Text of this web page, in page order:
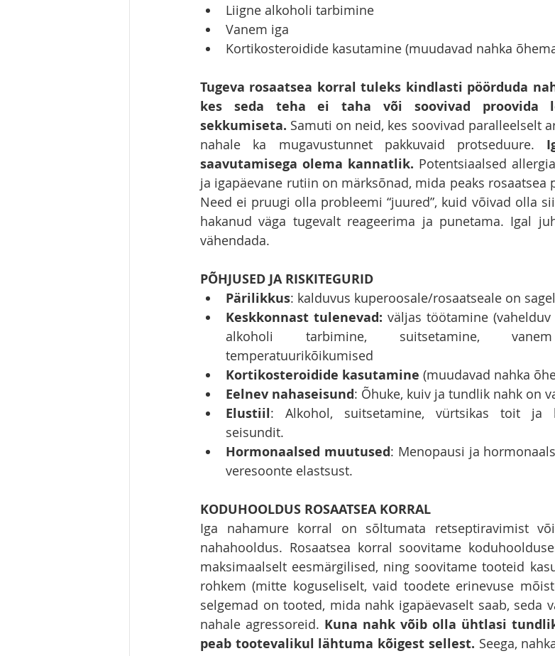
Liigne alkoholi tarbimine
Vanem iga
Kortikosteroidide kasutamine (muudavad nahka
Tugeva rosaatsea korral tuleks kindlasti pöörduda
kes seda teha ei taha või soovivad proovida
sekkumiseta. Samuti on neid, kes soovivad paralleelselt
nahale ka mugavustunnet pakkuvaid protseduure.
saavutamisega olema kannatlik. Potentsiaalsed
ja igapäevane rutiin on märksõnad, mida peaks
Need ei pruugi olla probleemi “juured”, kuid võivad olla
hakanud väga tugevalt reageerima ja punetama. Igal
vähendada.
PÕHJUSED JA RISKITEGURID
Pärilikkus: kalduvus kuperoosale/rosaatseale on
Keskkonnast tulenevad: väljas töötamine
alkoholi tarbimine, suitsetamine,
temperatuurikõikumised
Kortikosteroidide kasutamine (muudavad nahka
Eelnev nahaseisund: Õhuke, kuiv ja tundlik nahk on
Elustiil: Alkohol, suitsetamine, vürtsikas toit ja
seisundit.
Hormonaalsed muutused: Menopausi ja
veresoonte elastsust.
KODUHOOLDUS ROSAATSEA KORRAL
Iga nahamure korral on sõltumata retseptiravimist
nahahooldus. Rosaatsea korral soovitame
maksimaalselt eesmärgilised, ning soovitame tooteid
rohkem (mitte koguseliselt, vaid toodete erinevuse
selgemad on tooted, mida nahk igapäevaselt saab, seda
nahale agressoreid. Kuna nahk võib olla ühtlasi
peab tootevalikul lähtuma kõigest sellest. Seega,